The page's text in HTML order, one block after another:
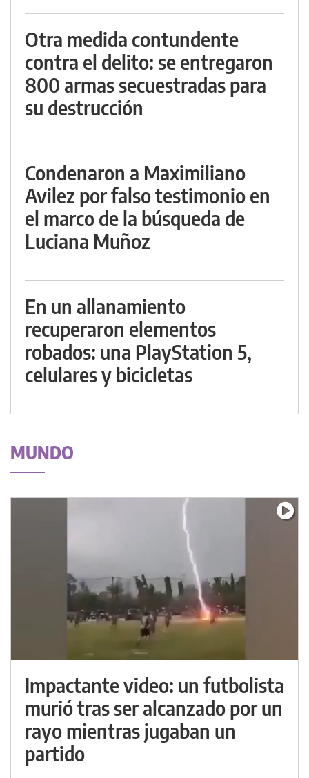
Otra medida contundente
contra el delito: se entregaron
800 armas secuestradas para
su destrucción
Condenaron a Maximiliano
Avilez por falso testimonio en
el marco de la búsqueda de
Luciana Muñoz
En un allanamiento
recuperaron elementos
robados: una PlayStation 5,
celulares y bicicletas
MUNDO
Impactante video: un futbolista
murió tras ser alcanzado por un
rayo mientras jugaban un
partido